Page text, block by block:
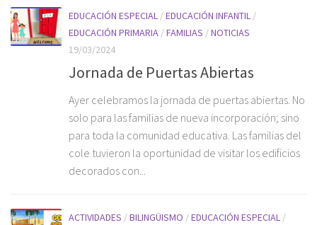
EDUCACIÓN ESPECIAL /EDUCACIÓN INFANTIL /
EDUCACIÓN PRIMARIA /FAMILIAS /NOTICIAS
19/03/2024
Jornada de Puertas Abiertas
Ayer celebramos la jornada de puertas abiertas. No
solo para las familias de nueva incorporación; sino
para toda la comunidad educativa. Las familias del
cole tuvieron la oportunidad de visitar los edificios
decorados con...
ACTIVIDADES /BILINGÜISMO /EDUCACIÓN ESPECIAL /